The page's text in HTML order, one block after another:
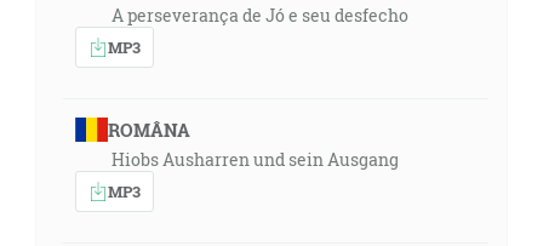
A perseverança de Jó e seu desfecho
MP3
ROMÂNA
Hiobs Ausharren und sein Ausgang
MP3